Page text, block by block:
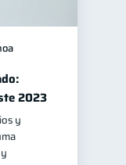
2023
y